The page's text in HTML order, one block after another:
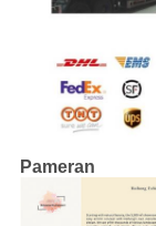
Pameran